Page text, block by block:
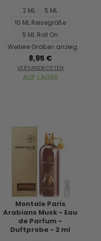
2 ML
5 ML
10 ML Reisegröße
5 ML Roll On
Weitere Größen anzeigen...
8,95 €
VERSANDKOSTEN
AUF LAGER
Montale Paris
Arabians Musk - Eau
de Parfum -
Duftprobe - 2 ml